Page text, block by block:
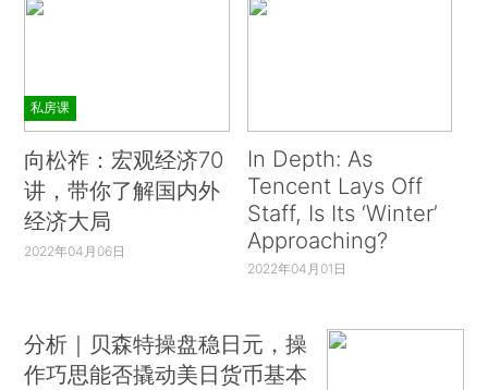
私房课
向松祚：宏观经济70
讲，带你了解国内外
经济大局
2022年04月06日
In Depth: As
Tencent Lays Off
Staff, Is Its ‘Winter’
Approaching?
2022年04月01日
分析｜贝森特操盘稳日元，操
作巧思能否撬动美日货币基本